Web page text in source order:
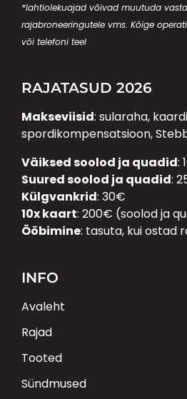
*lahtiolekuajad võivad muutuda
rajabroneeringutele vms. Kõige
või telefoni teel
RAJATASUD 2026
Makseviisid: sularaha,
spordikompensatsioon,
Väiksed soolod ja quadid:
Suured soolod ja quadid:
Külgvankrid: 30€
10x kaart: 200€ (soolod ja
Ööbimine: tasuta, kui ostad
INFO
Avaleht
Rajad
Tooted
Sündmused